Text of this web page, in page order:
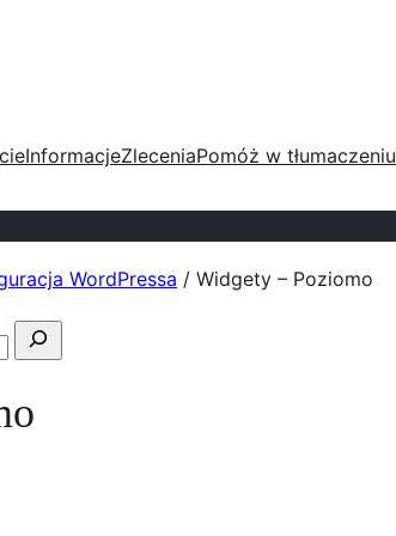
InformacjeZleceniaPomóż w tłumaczeniu
WordPressa / Widgety – Poziomo
Przeszukaj